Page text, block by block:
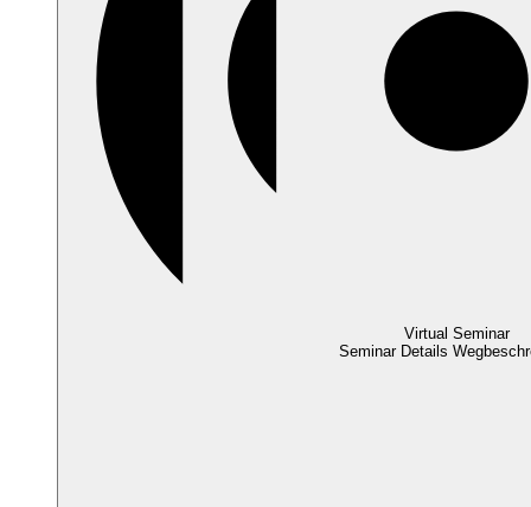
Virtual Seminar
Seminar Details